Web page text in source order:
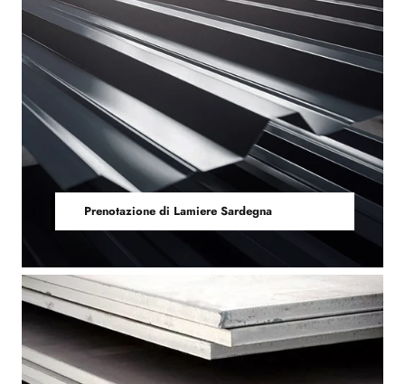
Prenotazione di Lamiere Sardegna